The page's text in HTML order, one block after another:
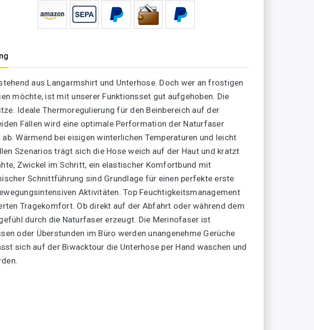
aus Langarmshirt und Unterhose. Doch wer an frostigen
möchte, ist mit unserer Funktionsset gut aufgehoben. Die
Ideale Thermoregulierung für den Beinbereich auf der
Fällen wird eine optimale Performation der Naturfaser
Wärmend bei eisigen winterlichen Temperaturen und leicht
Szenarios trägt sich die Hose weich auf der Haut und kratzt
Zwickel im Schritt, ein elastischer Komfortbund mit
Schnittführung sind Grundlage für einen perfekte erste
Aktivitäten. Top Feuchtigkeitsmanagement
Tragekomfort. Ob direkt auf der Abfahrt oder während dem
durch die Naturfaser erzeugt. Die Merinofaser ist
oder Überstunden im Büro werden unangenehme Gerüche
sich auf der Biwacktour die Unterhose per Hand waschen und